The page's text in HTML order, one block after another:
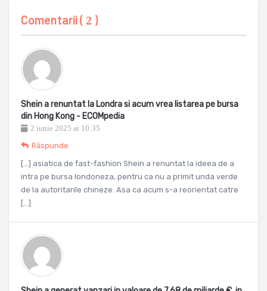
Comentarii ( 2 )
Shein a renuntat la Londra si acum vrea listarea pe bursa
din Hong Kong - ECOMpedia
2 iunie 2025 at 10:35
Răspunde
[…] asiatica de fast-fashion Shein a renuntat la ideea de a
intra pe bursa londoneza, pentru ca nu a primit unda verde
de la autoritarile chineze. Asa ca acum s-a reorientat catre
[…]